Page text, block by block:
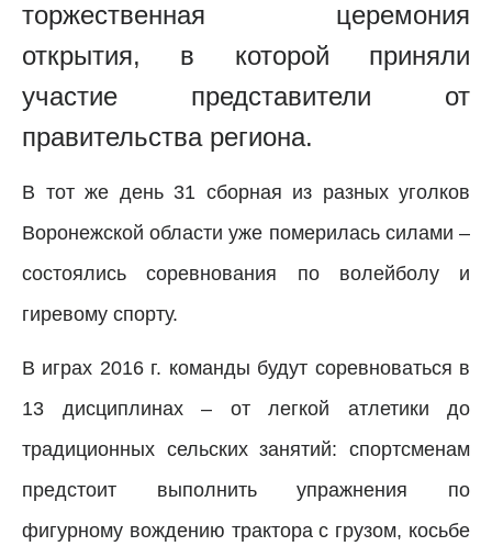
торжественная церемония
открытия, в которой приняли
участие представители от
правительства региона.
В тот же день 31 сборная из разных уголков
Воронежской области уже померилась силами –
состоялись соревнования по волейболу и
гиревому спорту.
В играх 2016 г. команды будут соревноваться в
13 дисциплинах – от легкой атлетики до
традиционных сельских занятий: спортсменам
предстоит выполнить упражнения по
фигурному вождению трактора с грузом, косьбе